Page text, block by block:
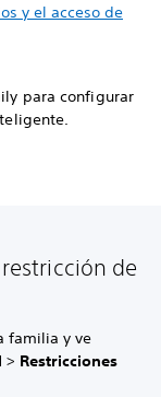
y el acceso de
para configurar
de
familia y ve
> Restricciones